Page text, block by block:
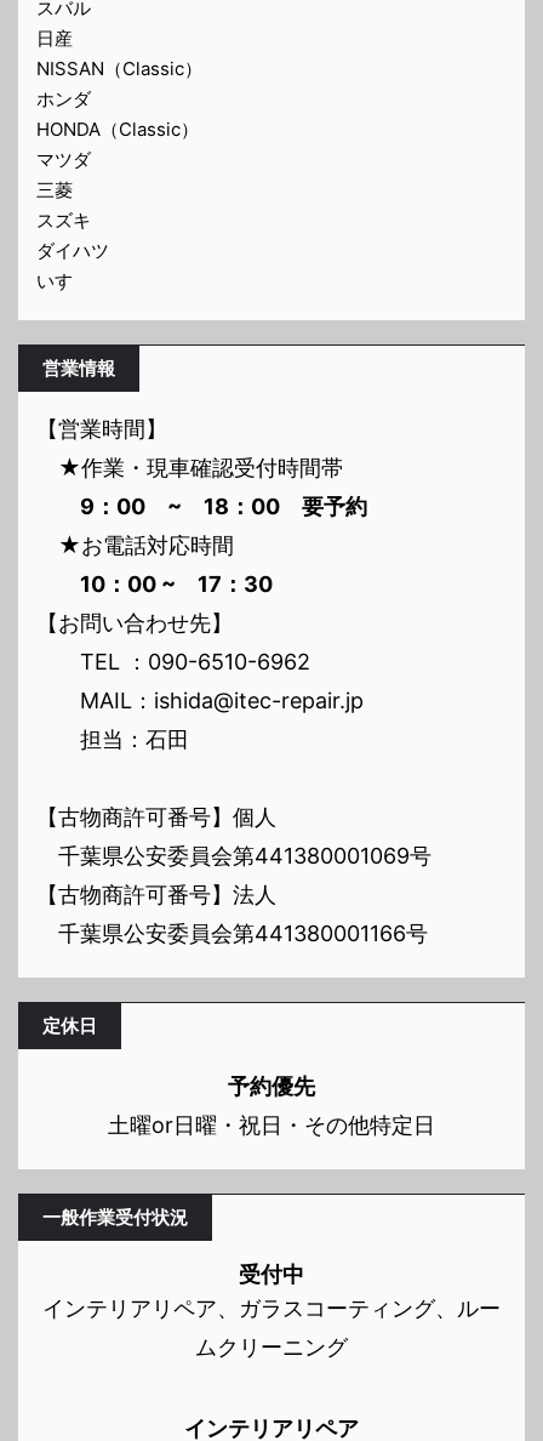
スバル
日産
NISSAN（Classic）
ホンダ
HONDA（Classic）
マツダ
三菱
スズキ
ダイハツ
いすゞ
営業情報
【営業時間】
★作業・現車確認受付時間帯
9：00 ~ 18：00 要予約
★お電話対応時間
10：00 ~ 17：30
【お問い合わせ先】
TEL ：090-6510-6962
MAIL：ishida@itec-repair.jp
担当：石田
【古物商許可番号】個人
千葉県公安委員会第441380001069号
【古物商許可番号】法人
千葉県公安委員会第441380001166号
定休日
予約優先
土曜or日曜・祝日・その他特定日
一般作業受付状況
受付中
インテリアリペア、ガラスコーティング、ルー
ムクリーニング
インテリアリペア